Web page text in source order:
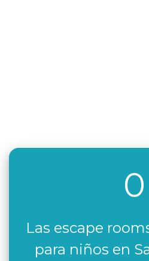
0
Las escape
para niños en